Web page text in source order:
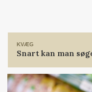
KVÆG
Snart kan man